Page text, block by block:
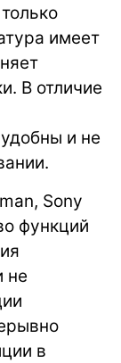
имеет
В отличие
и не
Sony
функций
не
в